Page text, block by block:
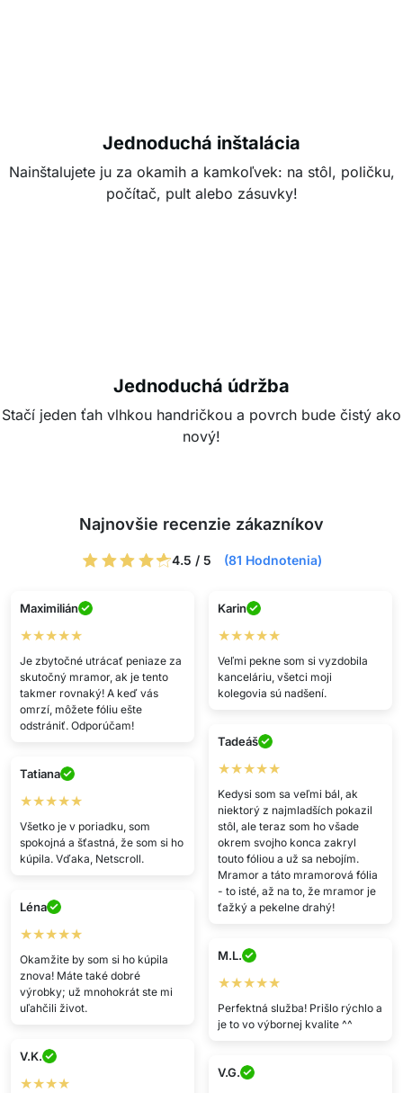
Jednoduchá údržba
Stačí jeden ťah vlhkou handričkou a povrch bude čistý ako
nový!
Je zbytočné utrácať peniaze za
★★★★★
Veľmi pekne som si vyzdobila
kanceláriu, všetci moji
★★★★★
Kedysi som sa veľmi bál, ak
niektorý z najmladších pokazil
okrem svojho konca zakryl
touto fóliou a už sa nebojím.
Mramor a táto mramorová fólia
ťažký a pekelne drahý!
spokojná a šťastná, že som si ho
kúpila. Vďaka, Netscroll.
Léna
★★★★★
Okamžite by som si ho kúpila
znova! Máte také dobré
uľahčili život.
★★★★★
Perfektná služba! Prišlo rýchlo a
★★★★
kvalita výborná a doručenie
V.G.
★★★★
Dobrá cena, rýchle doručenie,
spokojnosť.
Zobraziť viac
Napíšte recenziu